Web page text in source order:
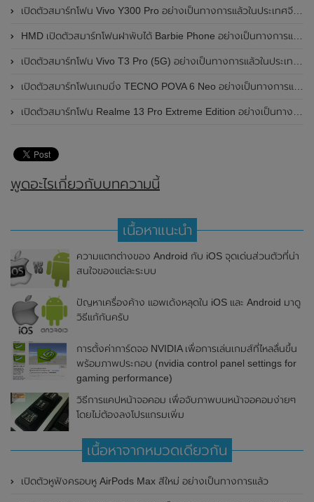
เปิดตัวสมาร์ทโฟน Vivo Y300 Pro อย่างเป็นทางการแล้วในประเทศจีน มาพร้อมดีไซน์พรีเมี่ยม ทนทาน และแบตเตอรี่สุดอึดขนาดใหญ่ 6,500mAh พร้อมรองรับการชาร์จไว 80W
HMD เปิดตัวสมาร์ทโฟนฝาพับได้ Barbie Phone อย่างเป็นทางการแล้ว มาพร้อมธีมสีชมพูสดใส
เปิดตัวสมาร์ทโฟน Vivo T3 Pro (5G) อย่างเป็นทางการแล้วในประเทศอินเดีย
เปิดตัวสมาร์ทโฟนเกมมิ่ง TECNO POVA 6 Neo อย่างเป็นทางการแล้วในประเทศไทย ในราคา 8,499 บาท
เปิดตัวสมาร์ทโฟน Realme 13 Pro Extreme Edition อย่างเป็นทางการแล้วในประเทศจีน
พูดอะไรเกี่ยวกับบทความนี้
เนื้อหาแนะนำ
ความแตกต่างของ Android กับ iOS จุดเด่นส่วนตัวที่น่า
สนใจของแต่ละระบบ
ปัญหาเครื่องค้าง แอพเด้งหลุดใน iOS และ Android มาดู
วิธีแก้กันครับ
การตั้งค่าการ์ดจอ NVIDIA เพื่อการเล่นเกมส์ที่ไหลลื่นขึ้น
พร้อมภาพประกอบ (nvidia control panel settings for
gaming performance)
วิธีการแคปหน้าจอคอม เพื่อจับภาพบนหน้าจอคอมง่ายๆ
โดยไม่ต้องลงโปรแกรมเพิ่ม
เนื้อหาจากหมวดเดียวกัน
เปิดตัวหูฟังครอบหู AirPods Max สีใหม่ อย่างเป็นทางการแล้ว